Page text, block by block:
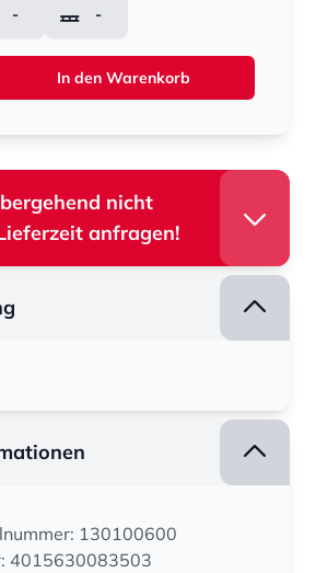
- -
In den Warenkorb
nicht
anfragen!
130100600
4015630083503